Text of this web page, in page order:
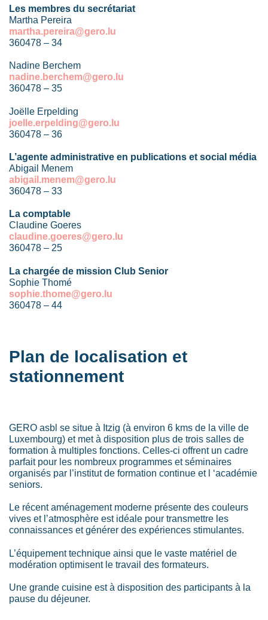
Les membres du secrétariat
Martha Pereira
martha.pereira@gero.lu
360478 – 34
Nadine Berchem
nadine.berchem@gero.lu
360478 – 35
Joëlle Erpelding
joelle.erpelding@gero.lu
360478 – 36
L’agente administrative en publications et social média
Abigail Menem
abigail.menem@gero.lu
360478 – 33
La comptable
Claudine Goeres
claudine.goeres@gero.lu
360478 – 25
La chargée de mission Club Senior
Sophie Thomé
sophie.thome@gero.lu
360478 – 44
Plan de localisation et
stationnement
GERO asbl se situe à Itzig (à environ 6 kms de la ville de
Luxembourg) et met à disposition plus de trois salles de
formation à multiples fonctions. Celles-ci offrent un cadre
parfait pour les nombreux programmes et séminaires
organisés par l’institut de formation continue et l ‘académie
seniors.
Le récent aménagement moderne présente des couleurs
vives et l’atmosphère est idéale pour transmettre les
connaissances et générer des expériences stimulantes.
L’équipement technique ainsi que le vaste matériel de
modération optimisent le travail des formateurs.
Une grande cuisine est à disposition des participants à la
pause du déjeuner.